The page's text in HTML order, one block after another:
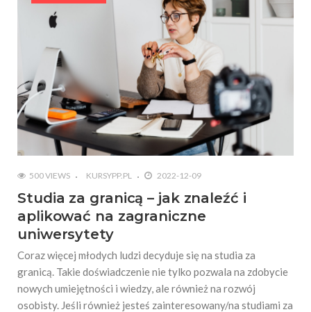
500 VIEWS KURSYPP.PL 2022-12-09
Studia za granicą – jak znaleźć i
aplikować na zagraniczne
uniwersytety
Coraz więcej młodych ludzi decyduje się na studia za
granicą. Takie doświadczenie nie tylko pozwala na zdobycie
nowych umiejętności i wiedzy, ale również na rozwój
osobisty. Jeśli również jesteś zainteresowany/na studiami za